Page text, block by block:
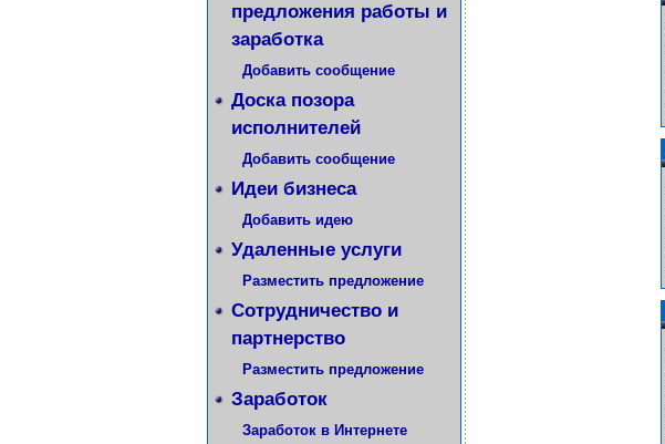
предложения работы и
заработка
Добавить сообщение
Доска позора
исполнителей
Добавить сообщение
Идеи бизнеса
Добавить идею
Удаленные услуги
Разместить предложение
Сотрудничество и
партнерство
Разместить предложение
Заработок
Заработок в Интернете